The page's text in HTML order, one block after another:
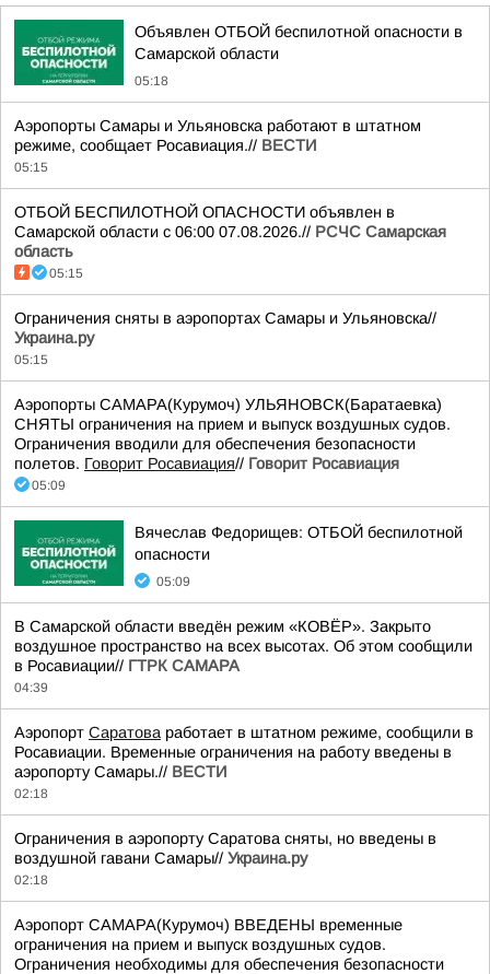
Объявлен ОТБОЙ беспилотной опасности в
Самарской области
05:18
Аэропорты Самары и Ульяновска работают в штатном
режиме, сообщает Росавиация.// ВЕСТИ
05:15
ОТБОЙ БЕСПИЛОТНОЙ ОПАСНОСТИ объявлен в
Самарской области с 06:00 07.08.2026.// РСЧС Самарская
область
05:15
Ограничения сняты в аэропортах Самары и Ульяновска//
Украина.ру
05:15
Аэропорты САМАРА(Курумоч) УЛЬЯНОВСК(Баратаевка)
СНЯТЫ ограничения на прием и выпуск воздушных судов.
Ограничения вводили для обеспечения безопасности
полетов. Говорит Росавиация// Говорит Росавиация
05:09
Вячеслав Федорищев: ОТБОЙ беспилотной
опасности
05:09
В Самарской области введён режим «КОВЁР». Закрыто
воздушное пространство на всех высотах. Об этом сообщили
в Росавиации// ГТРК САМАРА
04:39
Аэропорт Саратова работает в штатном режиме, сообщили в
Росавиации. Временные ограничения на работу введены в
аэропорту Самары.// ВЕСТИ
02:18
Ограничения в аэропорту Саратова сняты, но введены в
воздушной гавани Самары// Украина.ру
02:18
Аэропорт САМАРА(Курумоч) ВВЕДЕНЫ временные
ограничения на прием и выпуск воздушных судов.
Ограничения необходимы для обеспечения безопасности